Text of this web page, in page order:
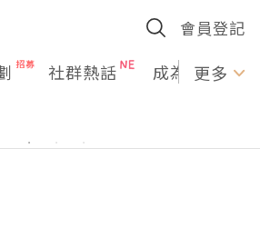
會員登記
社群熱話 成為U更多